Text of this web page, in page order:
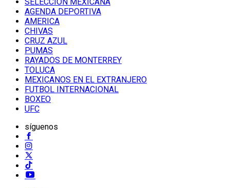
AGENDA DEPORTIVA
AMERICA
CHIVAS
CRUZ AZUL
PUMAS
RAYADOS DE MONTERREY
TOLUCA
MEXICANOS EN EL EXTRANJERO
FUTBOL INTERNACIONAL
BOXEO
UFC
síguenos